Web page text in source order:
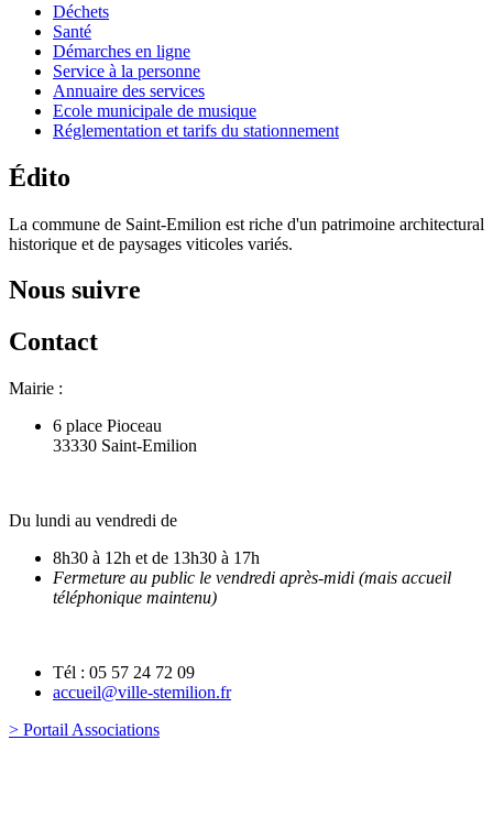
Déchets
Santé
Démarches en ligne
Service à la personne
Annuaire des services
Ecole municipale de musique
Réglementation et tarifs du stationnement
Édito
La commune de Saint-Emilion est riche d'un patrimoine architectural
historique et de paysages viticoles variés.
Nous suivre
Contact
Mairie :
6 place Pioceau
33330 Saint-Emilion
Du lundi au vendredi de
8h30 à 12h et de 13h30 à 17h
Fermeture au public le vendredi après-midi (mais accueil
téléphonique maintenu)
Tél : 05 57 24 72 09
accueil@ville-stemilion.fr
> Portail Associations